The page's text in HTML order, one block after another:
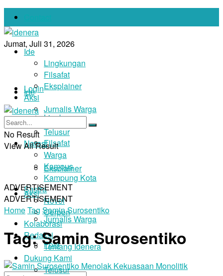
Jumat, Juli 31, 2026
Login
Ide
Lingkungan
Filsafat
Eksplainer
Aksi
Jurnalis Warga
Foto
Telusur
Narasi
Warga
Kampus
Kampung Kota
Sastra
Novel
Cerpen
Kolaborasi
Redaksi
Tentang Idenera
Dukung Kami
Ide
Lingkungan
Filsafat
Eksplainer
Aksi
Jurnalis Warga
Foto
Telusur
No Result
View All Result
ADVERTISEMENT
ADVERTISEMENT
HomeTag Samin Surosentiko
Tag:Samin Surosentiko